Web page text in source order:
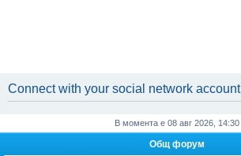
Connect with your social network account
В момента е 08 авг 2026, 14:30
Общ форум